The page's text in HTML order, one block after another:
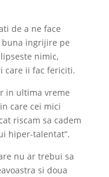
de a ne face
ingrijire pe
nimic,
care ii fac fericiti.
in ultima vreme
care cei mici
riscam sa cadem
hiper-talentat”.
nu ar trebui sa
si doua